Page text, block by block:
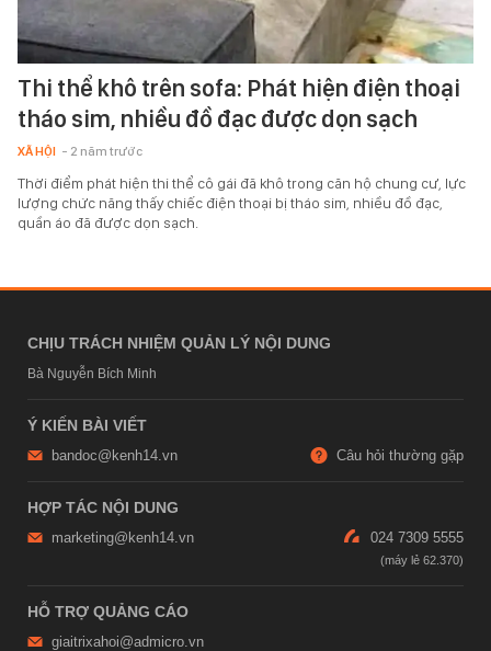
Thi thể khô trên sofa: Phát hiện điện thoại
tháo sim, nhiều đồ đạc được dọn sạch
XÃ HỘI - 2 năm trước
Thời điểm phát hiện thi thể cô gái đã khô trong căn hộ chung cư, lực
lượng chức năng thấy chiếc điện thoại bị tháo sim, nhiều đồ đạc,
quần áo đã được dọn sạch.
CHỊU TRÁCH NHIỆM QUẢN LÝ NỘI DUNG
Bà Nguyễn Bích Minh
Ý KIẾN BÀI VIẾT
bandoc@kenh14.vn Câu hỏi thường gặp
HỢP TÁC NỘI DUNG
marketing@kenh14.vn 024 7309 5555
HỖ TRỢ QUẢNG CÁO
giaitrixahoi@admicro.vn